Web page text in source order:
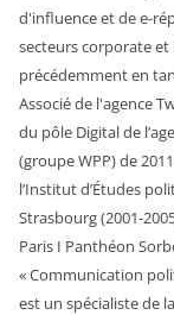
d'influence et de e-
secteurs corporate
précédemment en
Associé de l'agence
du pôle Digital de
(groupe WPP) de
l’Institut d’Études
Strasbourg (2001-
Paris I Panthéon
« Communication
est un spécialiste de